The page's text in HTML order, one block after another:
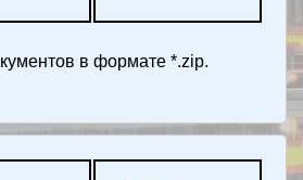
в формате *.zip.